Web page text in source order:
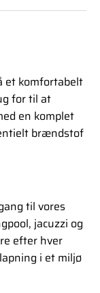
et komfortabelt
for til at
en komplet
brændstof
til vores
jacuzzi og
efter hver
i et miljø